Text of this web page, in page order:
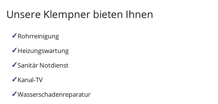
Unsere Klempner bieten Ihnen
Rohrreinigung
Heizungswartung
Sanitär Notdienst
Kanal-TV
Wasserschadenreparatur